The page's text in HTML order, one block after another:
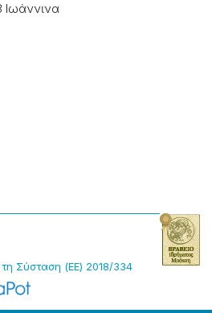
Ιωάννɩνα
Σύσταση (ΕΕ) 2018/334